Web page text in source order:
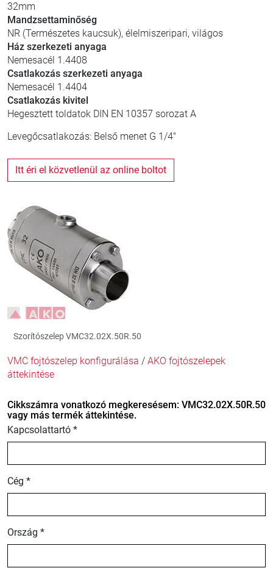
32mm
Mandzsettaminőség
NR (Természetes kaucsuk), élelmiszeripari, világos
Ház szerkezeti anyaga
Nemesacél 1.4408
Csatlakozás szerkezeti anyaga
Nemesacél 1.4404
Csatlakozás kivitel
Hegesztett toldatok DIN EN 10357 sorozat A
Levegőcsatlakozás: Belső menet G 1/4"
Itt éri el közvetlenül az online boltot
Szorítószelep VMC32.02X.50R.50
VMC fojtószelep konfigurálása / AKO fojtószelepek
áttekintése
Cikkszámra vonatkozó megkeresésem: VMC32.02X.50R.50
vagy más termék áttekintése.
Kapcsolattartó *
Cég *
Ország *